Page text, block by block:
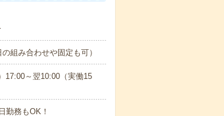
組み合わせや固定も可）
～翌10:00（実働15
務もOK！